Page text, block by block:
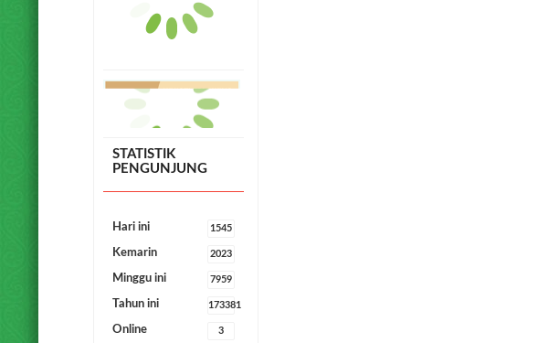
STATISTIK
PENGUNJUNG
Hari ini 1545
Tahun ini
Online 3
HUBUNGI KAMI
Dinas Tenaga Kerja
Provinsi Sumatera